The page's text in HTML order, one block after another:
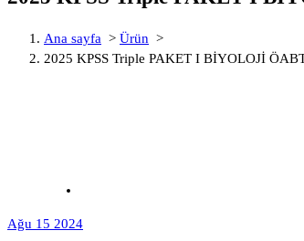
Ana sayfa > Ürün >
2025 KPSS Triple PAKET I BİYOLOJİ
Ağu 15 2024